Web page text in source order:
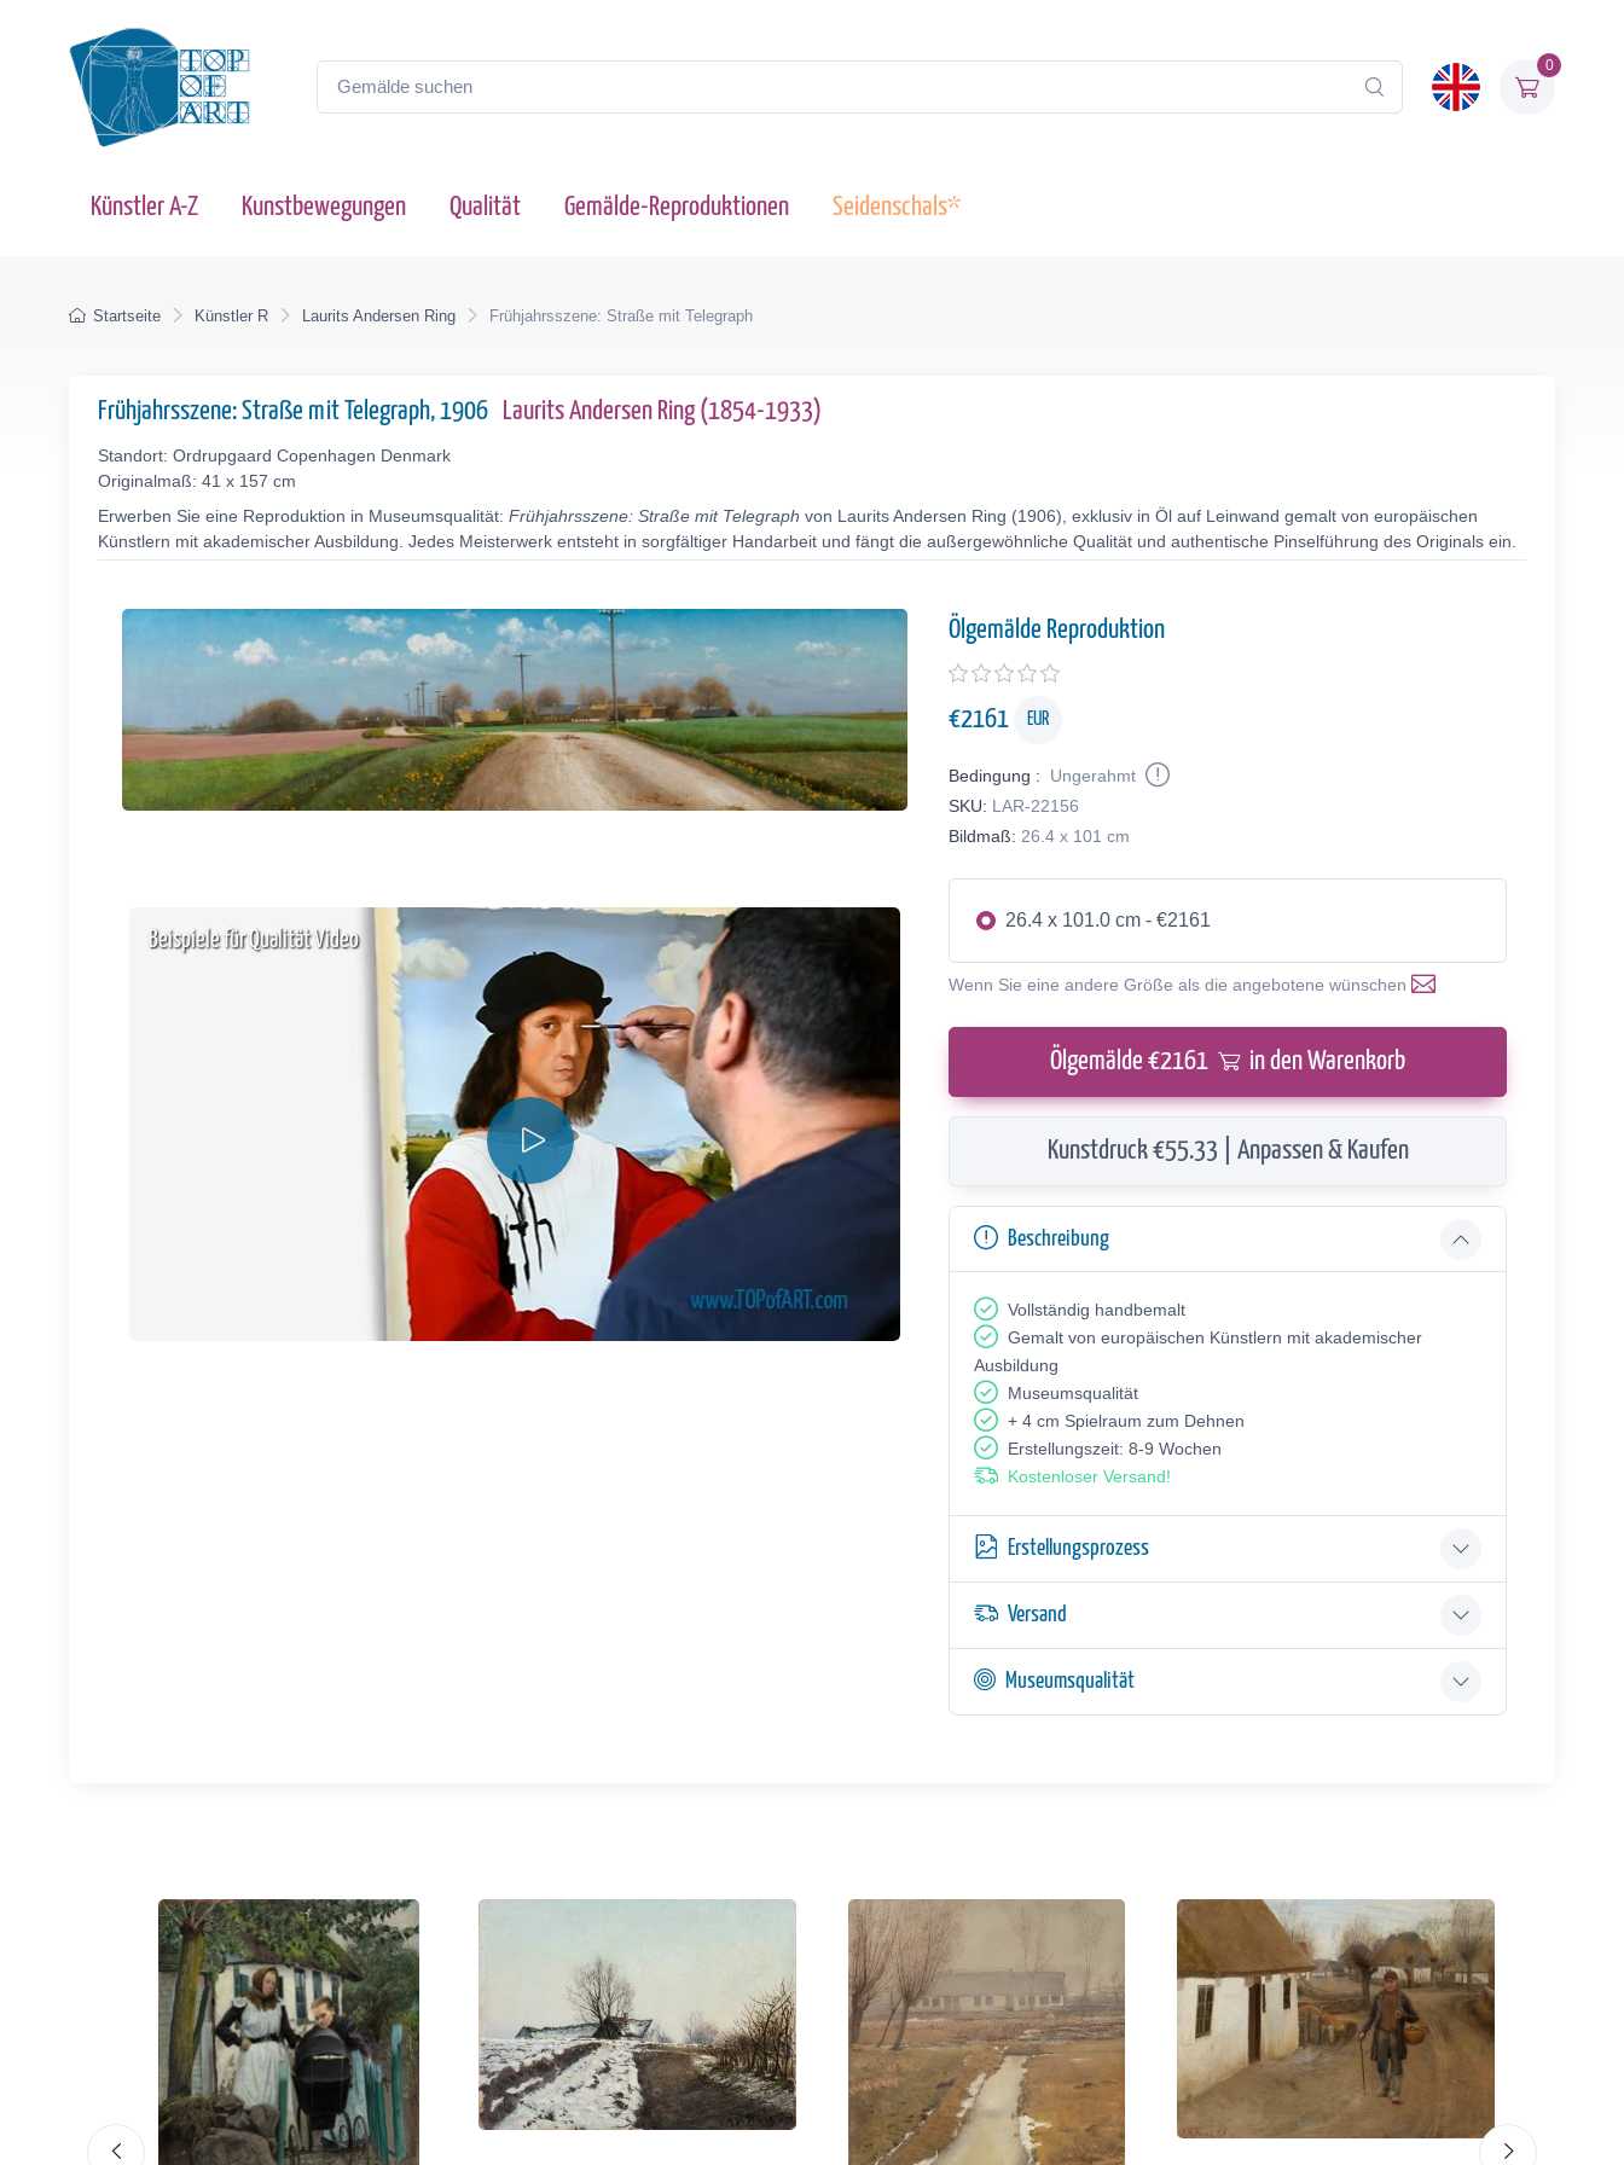
0
Künstler A-Z Kunstbewegungen Qualität Gemälde-Reproduktionen Seidenschals*
Startseite Künstler R Laurits Andersen Ring Frühjahrsszene: Straße mit Telegraph
Frühjahrsszene: Straße mit Telegraph, 1906 Laurits Andersen Ring (1854-1933)
Standort: Ordrupgaard Copenhagen Denmark
Originalmaß: 41 x 157 cm
Erwerben Sie eine Reproduktion in Museumsqualität: Frühjahrsszene: Straße mit Telegraph von Laurits Andersen Ring (1906), exklusiv in Öl auf Leinwand gemalt von europäischen
Künstlern mit akademischer Ausbildung. Jedes Meisterwerk entsteht in sorgfältiger Handarbeit und fängt die außergewöhnliche Qualität und authentische Pinselführung des Originals ein.
Beispiele für Qualität Video
Ölgemälde Reproduktion
€2161 EUR
Bedingung :
Ungerahmt
SKU: LAR-22156
Bildmaß: 26.4 x 101 cm
26.4 x 101.0 cm - €2161
Wenn Sie eine andere Größe als die angebotene wünschen
Ölgemälde €2161 in den Warenkorb
Kunstdruck €55.33 | Anpassen & Kaufen
Beschreibung
Vollständig handbemalt
Gemalt von europäischen Künstlern mit akademischer
Ausbildung
Museumsqualität
+ 4 cm Spielraum zum Dehnen
Erstellungszeit: 8-9 Wochen
Kostenloser Versand!
Erstellungsprozess
Versand
Museumsqualität